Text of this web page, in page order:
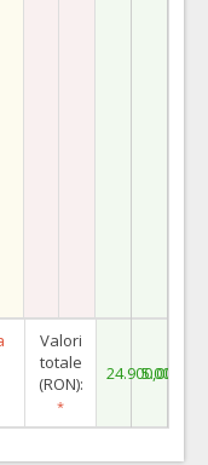
Valori
totale
(RON):
*
24.900,005.000,00